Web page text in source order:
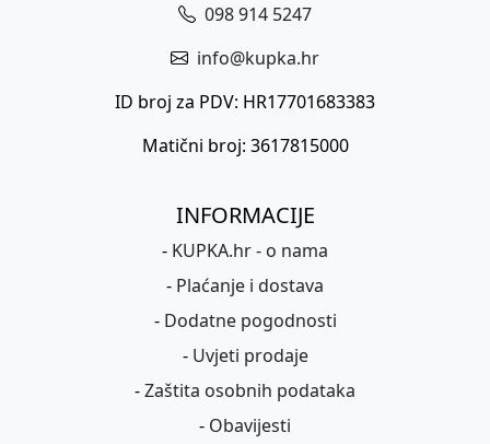
098 914 5247
info@kupka.hr
ID broj za PDV: HR17701683383
Matični broj: 3617815000
INFORMACIJE
- KUPKA.hr - o nama
- Plaćanje i dostava
- Dodatne pogodnosti
- Uvjeti prodaje
-Zaštita osobnih podataka
- Obavijesti